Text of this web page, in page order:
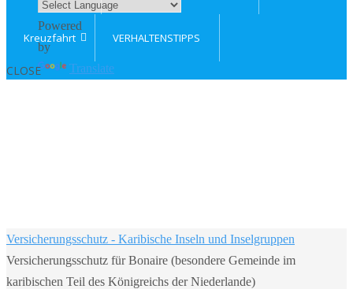
Powered
by
Translate
Kreuzfahrt VERHALTENSTIPPS
CLOSE
Home
Versicherungsschutz - Karibische Inseln und Inselgruppen
Versicherungsschutz für Bonaire (besondere Gemeinde im
karibischen Teil des Königreichs der Niederlande)